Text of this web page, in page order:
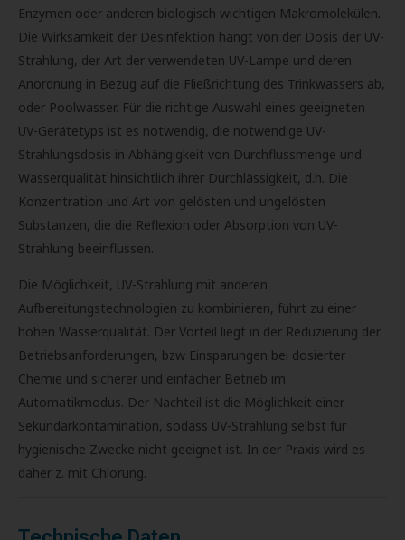
Enzymen oder anderen biologisch wichtigen Makromolekülen.
Die Wirksamkeit der Desinfektion hängt von der Dosis der UV-
Strahlung, der Art der verwendeten UV-Lampe und deren
Anordnung in Bezug auf die Fließrichtung des Trinkwassers ab,
oder Poolwasser. Für die richtige Auswahl eines geeigneten
UV-Gerätetyps ist es notwendig, die notwendige UV-
Strahlungsdosis in Abhängigkeit von Durchflussmenge und
Wasserqualität hinsichtlich ihrer Durchlässigkeit, d.h. Die
Konzentration und Art von gelösten und ungelösten
Substanzen, die die Reflexion oder Absorption von UV-
Strahlung beeinflussen.
Die Möglichkeit, UV-Strahlung mit anderen
Aufbereitungstechnologien zu kombinieren, führt zu einer
hohen Wasserqualität. Der Vorteil liegt in der Reduzierung der
Betriebsanforderungen, bzw Einsparungen bei dosierter
Chemie und sicherer und einfacher Betrieb im
Automatikmodus. Der Nachteil ist die Möglichkeit einer
Sekundärkontamination, sodass UV-Strahlung selbst für
hygienische Zwecke nicht geeignet ist. In der Praxis wird es
daher z. mit Chlorung.